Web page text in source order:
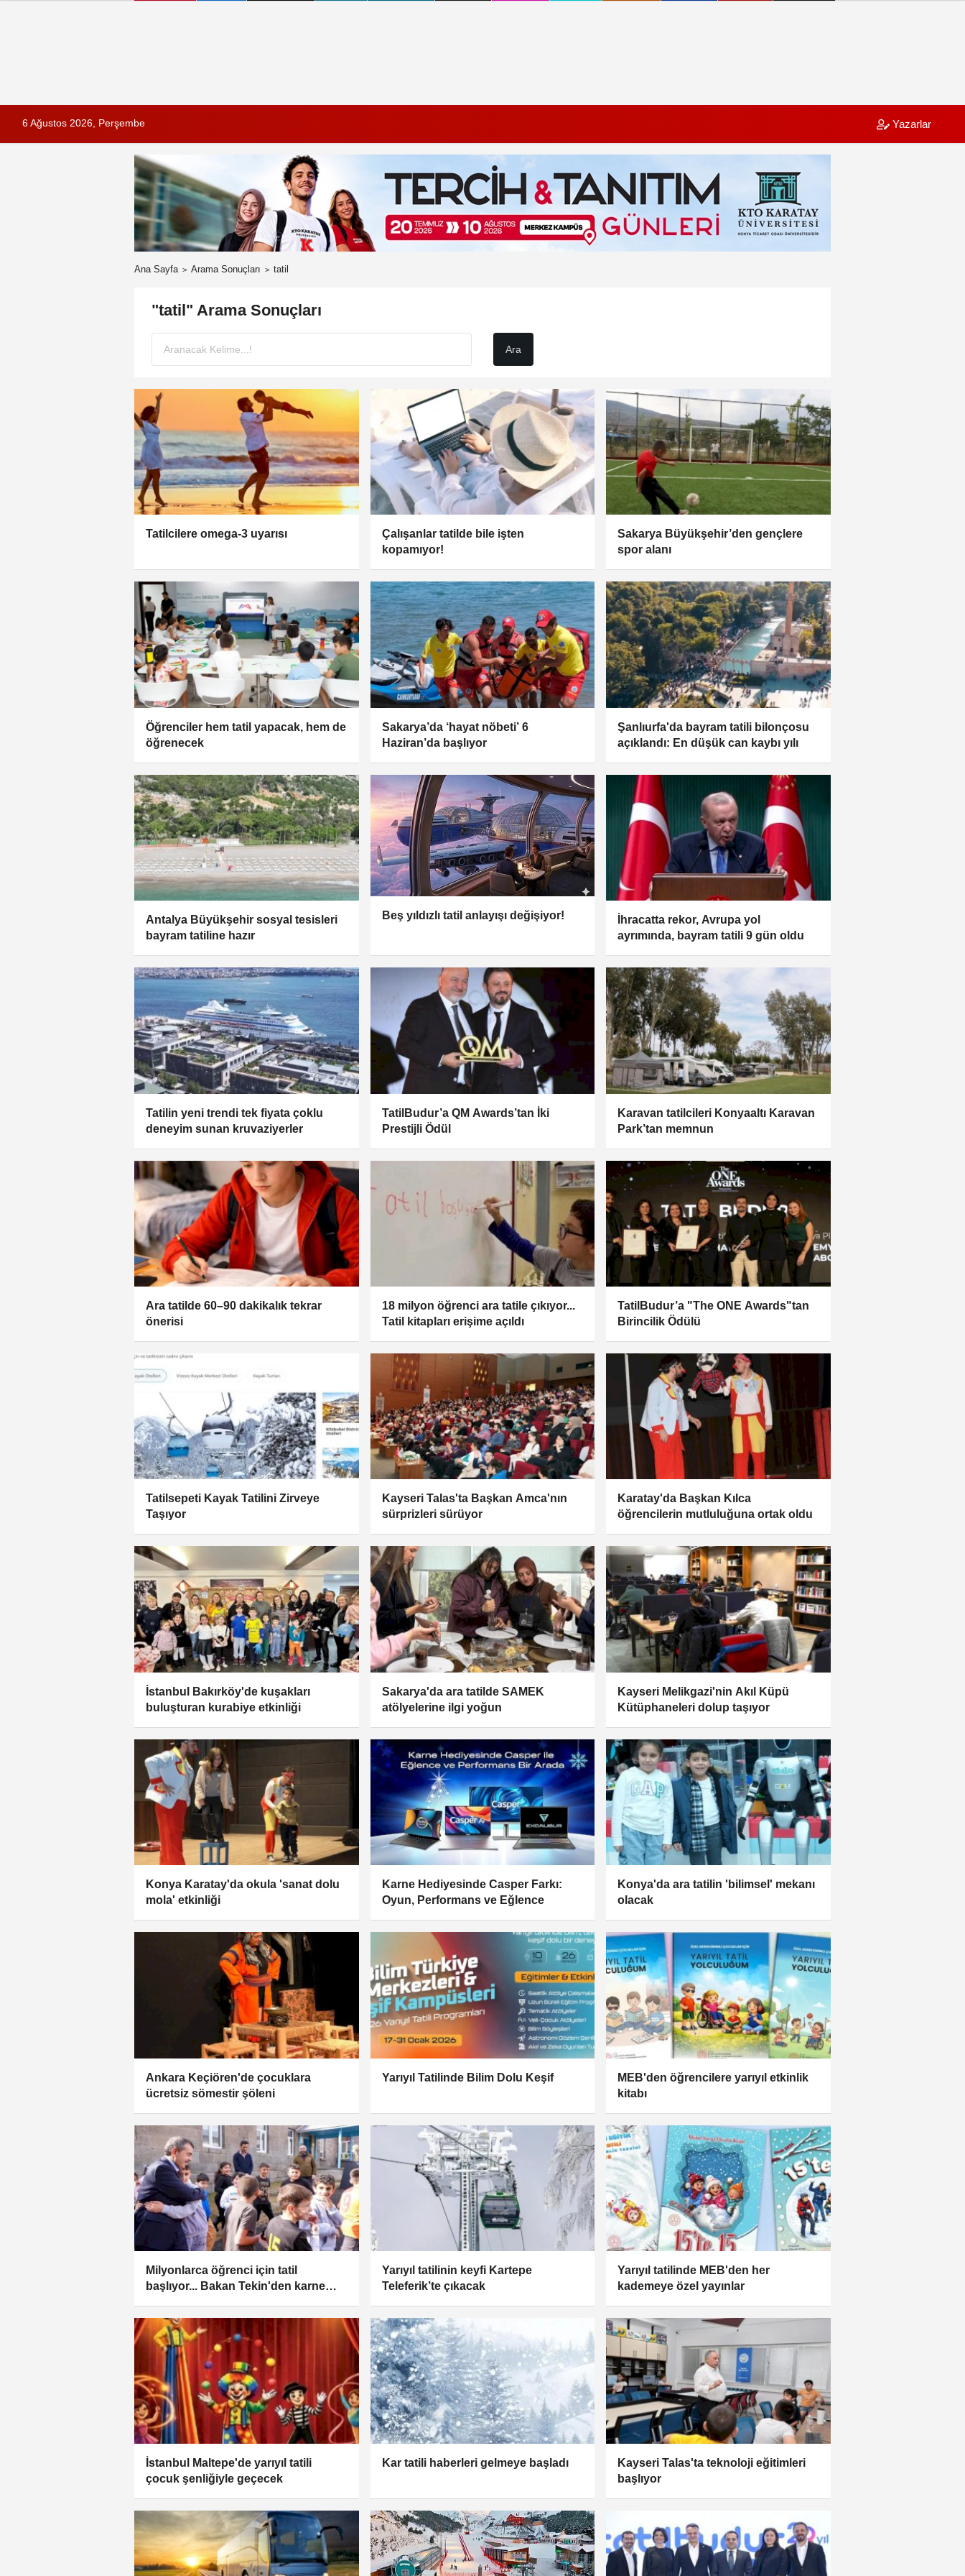
6 Ağustos 2026, Perşembe Yazarlar
Ana Sayfa Arama Sonuçları tatil
"tatil" Arama Sonuçları
Tatilcilere omega-3 uyarısı
Çalışanlar tatilde bile işten
kopamıyor!
Sakarya Büyükşehir’den gençlere
spor alanı
Öğrenciler hem tatil yapacak, hem de
öğrenecek
Sakarya’da ‘hayat nöbeti’ 6
Haziran’da başlıyor
Şanlıurfa'da bayram tatili bilonçosu
açıklandı: En düşük can kaybı yılı
Antalya Büyükşehir sosyal tesisleri
bayram tatiline hazır
Beş yıldızlı tatil anlayışı değişiyor!
İhracatta rekor, Avrupa yol
ayrımında, bayram tatili 9 gün oldu
Tatilin yeni trendi tek fiyata çoklu
deneyim sunan kruvaziyerler
TatilBudur’a QM Awards’tan İki
Prestijli Ödül
Karavan tatilcileri Konyaaltı Karavan
Park’tan memnun
Ara tatilde 60–90 dakikalık tekrar
önerisi
18 milyon öğrenci ara tatile çıkıyor...
Tatil kitapları erişime açıldı
TatilBudur’a "The ONE Awards"tan
Birincilik Ödülü
Tatilsepeti Kayak Tatilini Zirveye
Taşıyor
Kayseri Talas'ta Başkan Amca'nın
sürprizleri sürüyor
Karatay'da Başkan Kılca
öğrencilerin mutluluğuna ortak oldu
İstanbul Bakırköy'de kuşakları
buluşturan kurabiye etkinliği
Sakarya'da ara tatilde SAMEK
atölyelerine ilgi yoğun
Kayseri Melikgazi'nin Akıl Küpü
Kütüphaneleri dolup taşıyor
Konya Karatay'da okula 'sanat dolu
mola' etkinliği
Karne Hediyesinde Casper Farkı:
Oyun, Performans ve Eğlence
Konya'da ara tatilin 'bilimsel' mekanı
olacak
Ankara Keçiören'de çocuklara
ücretsiz sömestir şöleni
Yarıyıl Tatilinde Bilim Dolu Keşif
MEB'den öğrencilere yarıyıl etkinlik
kitabı
Milyonlarca öğrenci için tatil
başlıyor... Bakan Tekin'den karne
Yarıyıl tatilinin keyfi Kartepe
Teleferik’te çıkacak
Yarıyıl tatilinde MEB'den her
kademeye özel yayınlar
İstanbul Maltepe'de yarıyıl tatili
çocuk şenliğiyle geçecek
Kar tatili haberleri gelmeye başladı
Kayseri Talas'ta teknoloji eğitimleri
başlıyor